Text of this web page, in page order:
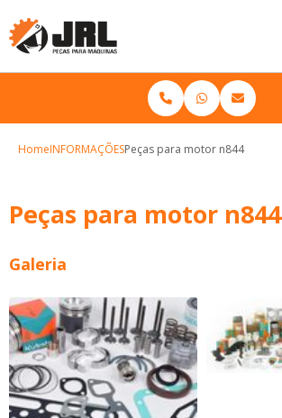
HomeINFORMAÇÕESPeças para motor n844
Peças para motor n844
Galeria